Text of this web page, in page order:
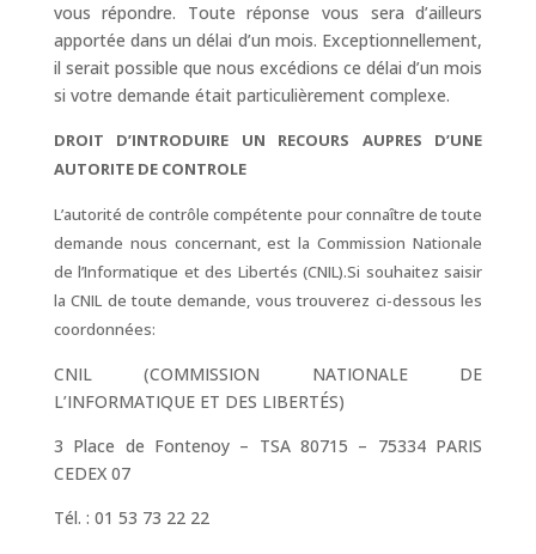
vous répondre. Toute réponse vous sera d’ailleurs
apportée dans un délai d’un mois. Exceptionnellement,
il serait possible que nous excédions ce délai d’un mois
si votre demande était particulièrement complexe.
DROIT D’INTRODUIRE UN RECOURS AUPRES D’UNE
AUTORITE DE CONTROLE
L’autorité de contrôle compétente pour connaître de toute
demande nous concernant, est la Commission Nationale
de l’Informatique et des Libertés (CNIL).Si souhaitez saisir
la CNIL de toute demande, vous trouverez ci-dessous les
coordonnées:
CNIL (COMMISSION NATIONALE DE
L’INFORMATIQUE ET DES LIBERTÉS)
3 Place de Fontenoy – TSA 80715 – 75334 PARIS
CEDEX 07
Tél. : 01 53 73 22 22